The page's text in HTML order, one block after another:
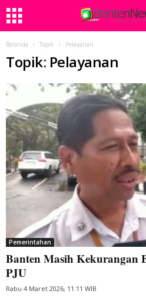
Beranda Topik Pelayanan
Topik: Pelayanan
Pemerintahan
Banten Masih Kekurangan
PJU
Rabu 4 Maret 2026, 11:11 WIB